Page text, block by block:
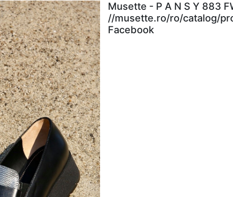
Musette - P A N S Y 883
//musette.ro/ro/catalog/
Facebook